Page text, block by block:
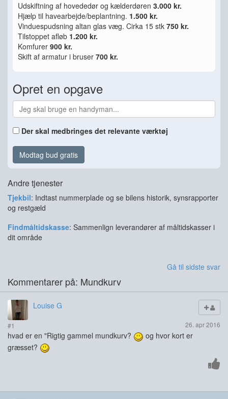
Udskiftning af hovededør og kælderdøren 3.000 kr.
Hjælp til havearbejde/beplantning. 1.500 kr.
Vinduespudsning altan glas væg. Cirka 15 stk 750 kr.
Tilstoppet afløb 1.200 kr.
Komfurer 900 kr.
Skift af armatur i bruser 700 kr.
Opret en opgave
Der skal medbringes det relevante værktøj
Modtag bud gratis
Andre tjenester
Tjekbil: Indtast nummerplade og se bilens historik, synsrapporter
og restgæld
Findmåltidskasse: Sammenlign leverandører af måltidskasser i
dit område
Gå til sidste svar
Kommentarer på: Mundkurv
Louise G
#1 26. apr 2016
hvad er en "Rigtig gammel mundkurv?
og hvor kort er
græsset?